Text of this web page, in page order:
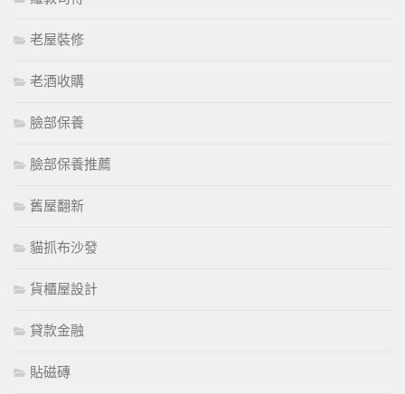
老屋裝修
老酒收購
臉部保養
臉部保養推薦
舊屋翻新
貓抓布沙發
貨櫃屋設計
貸款金融
貼磁磚